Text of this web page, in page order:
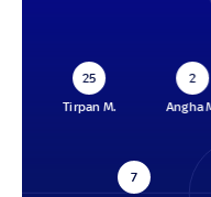
25
Tirpan M.
2
Angha
7